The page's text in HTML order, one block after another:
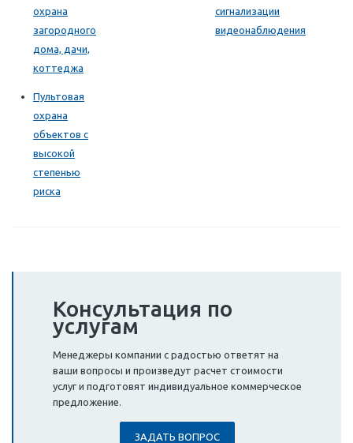
охрана
загородного
дома, дачи,
коттеджа
сигнализации
видеонаблюдения
Пультовая
охрана
объектов с
высокой
степенью
риска
Консультация по
услугам
Менеджеры компании с радостью ответят на
ваши вопросы и произведут расчет стоимости
услуг и подготовят индивидуальное коммерческое
предложение.
ЗАДАТЬ ВОПРОС